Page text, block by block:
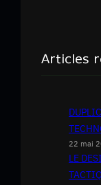
Articles
22 mai
LE